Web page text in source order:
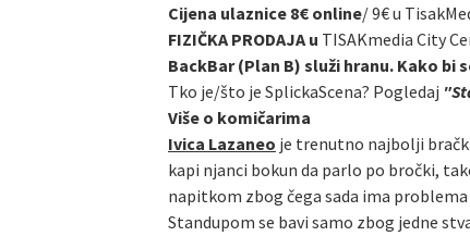
Cijena ulaznice 8€ online/9€ u
FIZIČKA PRODAJA u TISAKmedia City
BackBar (Plan B) služi hranu. Kako
Tko je/što je SplickaScena? Pogledaj
Više o komičarima
Ivica Lazaneo je trenutno najbolji
kapi njanci bokun da parlo po bročki,
napitkom zbog čega sada ima
Standupom se bavi samo zbog jedne